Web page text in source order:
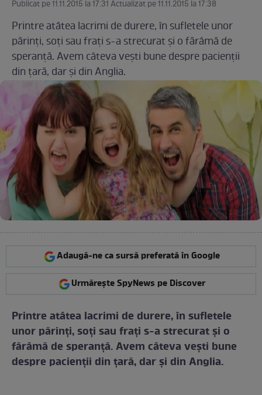
Publicat pe 11.11.2015 la 17:31 Actualizat pe 11.11.2015 la 17:38
Printre atâtea lacrimi de durere, în sufletele unor
părinţi, soţi sau fraţi s-a strecurat şi o fărâmă de
speranţă. Avem câteva veşti bune despre pacienţii
din ţară, dar şi din Anglia.
Adaugă-ne ca sursă preferată în Google
Urmărește SpyNews pe Discover
Printre atâtea lacrimi de durere, în sufletele
unor părinţi, soţi sau fraţi s-a strecurat şi o
fărâmă de speranţă. Avem câteva veşti bune
despre pacienţii din ţară, dar şi din Anglia.